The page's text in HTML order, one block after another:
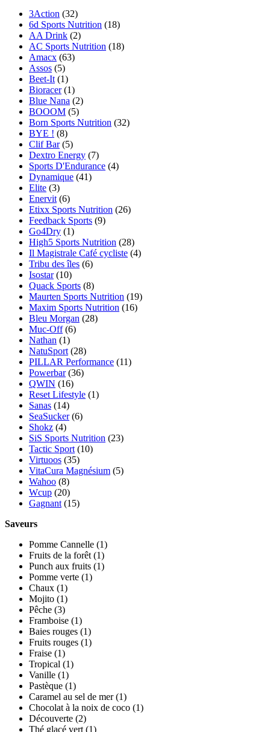
3Action (32)
6d Sports Nutrition (18)
AA Drink (2)
AC Sports Nutrition (18)
Amacx (63)
Assos (5)
Beet-It (1)
Bioracer (1)
Blue Nana (2)
BOOOM (5)
Born Sports Nutrition (32)
BYE ! (8)
Clif Bar (5)
Dextro Energy (7)
Sports D'Endurance (4)
Dynamique (41)
Elite (3)
Enervit (6)
Etixx Sports Nutrition (26)
Feedback Sports (9)
Go4Dry (1)
High5 Sports Nutrition (28)
Il Magistrale Café cycliste (4)
Tribu des îles (6)
Isostar (10)
Quack Sports (8)
Maurten Sports Nutrition (19)
Maxim Sports Nutrition (16)
Bleu Morgan (28)
Muc-Off (6)
Nathan (1)
NatuSport (28)
PILLAR Performance (11)
Powerbar (36)
QWIN (16)
Reset Lifestyle (1)
Sanas (14)
SeaSucker (6)
Shokz (4)
SiS Sports Nutrition (23)
Tactic Sport (10)
Virtuoos (35)
VitaCura Magnésium (5)
Wahoo (8)
Wcup (20)
Gagnant (15)
Saveurs
Pomme Cannelle (1)
Fruits de la forêt (1)
Punch aux fruits (1)
Pomme verte (1)
Chaux (1)
Mojito (1)
Pêche (3)
Framboise (1)
Baies rouges (1)
Fruits rouges (1)
Fraise (1)
Tropical (1)
Vanille (1)
Pastèque (1)
Caramel au sel de mer (1)
Chocolat à la noix de coco (1)
Découverte (2)
Thé glacé vert (1)